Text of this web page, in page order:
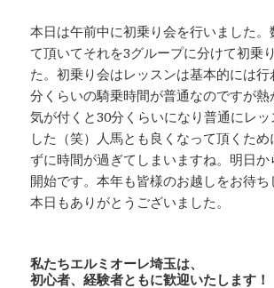
本日は午前中に初乗り会を行いました。
て頂いてそれを3グループに分けて初乗
た。初乗り会はレッスンは基本的には
分くらいの騎乗時間が普通なのですが
気が付くと30分くらいになり普通にレッ
した（笑）人馬とも良くなって頂くため
ずに時間が過ぎてしまいますね。明日
開始です。本年も皆様のお越しをお待ち
本日もありがとうございました。
私たちエルミオーレ埼玉は、
初心者、経験者ともに歓迎いたします！